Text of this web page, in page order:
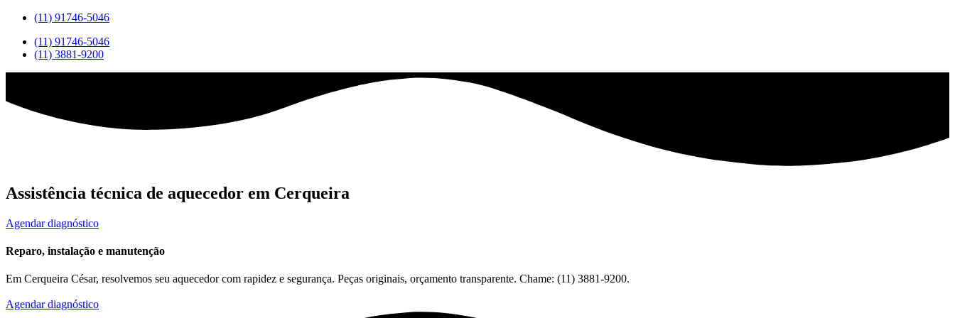
(11) 91746-5046
(11) 91746-5046
(11) 3881-9200
Assistência técnica de aquecedor em Cerqueira
Agendar diagnóstico
Reparo, instalação e manutenção
Em Cerqueira César, resolvemos seu aquecedor com rapidez e segurança. Peças originais, orçamento transparente. Chame: (11) 3881-9200.
Agendar diagnóstico